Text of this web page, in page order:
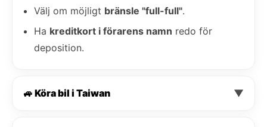
Välj om möjligt bränsle "full-full".
Ha kreditkort i förarens namn redo för
deposition.
🚙 Köra bil i Taiwan ▼